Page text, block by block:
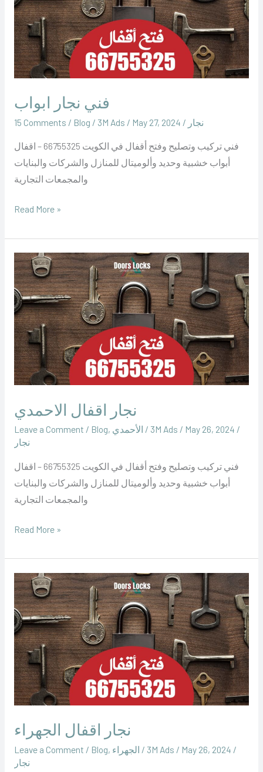
فني نجار ابواب
15 Comments / Blog / / May 27, 2024 / نجار
فني تركيب وتصليح وفتح أقفال في الكويت 66755325 – اقفال
أبواب خشبية وحديد وألوميتال للمنازل والشركات والبنايات
والمجمعات التجارية
Read More »
نجار اقفال الاحمدي
Leave a Comment / Blog, الأحمدي / / May 26, 2024 /
نجار
فني تركيب وتصليح وفتح أقفال في الكويت 66755325 – اقفال
أبواب خشبية وحديد وألوميتال للمنازل والشركات والبنايات
والمجمعات التجارية
نجار
اقفال
الاحمدي
Read More »
نجار اقفال الجهراء
Leave a Comment / Blog, الجهراء / / May 26, 2024 /
نجار
نجار
اقفال
الجهراء